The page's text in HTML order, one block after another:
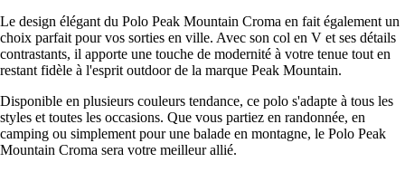
Le design élégant du Polo Peak Mountain Croma en fait également un
choix parfait pour vos sorties en ville. Avec son col en V et ses détails
contrastants, il apporte une touche de modernité à votre tenue tout en
restant fidèle à l'esprit outdoor de la marque Peak Mountain.
Disponible en plusieurs couleurs tendance, ce polo s'adapte à tous les
styles et toutes les occasions. Que vous partiez en randonnée, en
camping ou simplement pour une balade en montagne, le Polo Peak
Mountain Croma sera votre meilleur allié.